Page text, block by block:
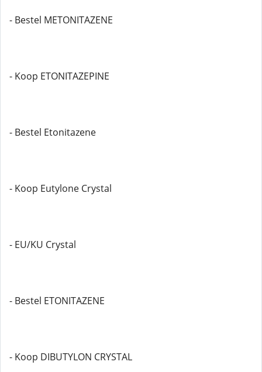
- Bestel METONITAZENE
- Koop ETONITAZEPINE
- Bestel Etonitazene
- Koop Eutylone Crystal
- EU/KU Crystal
- Bestel ETONITAZENE
- Koop DIBUTYLON CRYSTAL